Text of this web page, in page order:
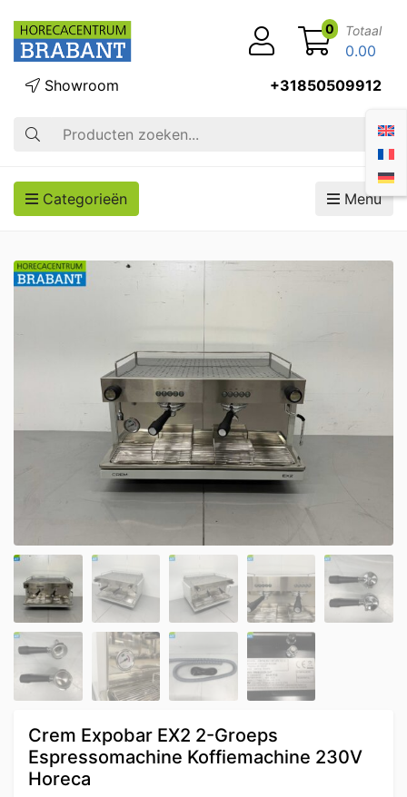
Zoek op
Showroom +31850509912
0 Totaal
0.00
Categorieën Menu
Crem Expobar EX2 2-Groeps
Espressomachine Koffiemachine 230V
Horeca